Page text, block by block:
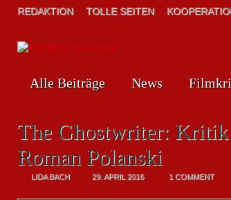
REDAKTION TOLLE SEITEN
Alle Beiträge News
The Ghostwriter:
Roman Polanski
LIDA BACH 29. APRIL 2016 1 COMMENT